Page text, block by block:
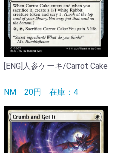
[ENG]人参ケーキ/Carrot Cake
NM 20円 在庫：4